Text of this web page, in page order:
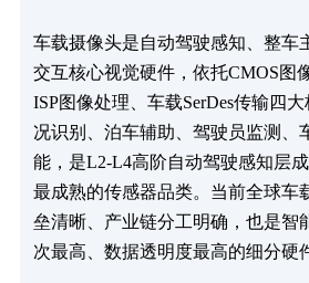
车载摄像头是自动驾驶感知、整车
交互核心视觉硬件，依托CMOS图
ISP图像处理、车载SerDes传输四
况识别、泊车辅助、驾驶员监测、
能，是L2-L4高阶自动驾驶感知层
最成熟的传感器品类。当前全球车
垒清晰、产业链分工明确，也是智
次最高、数据透明度最高的细分硬